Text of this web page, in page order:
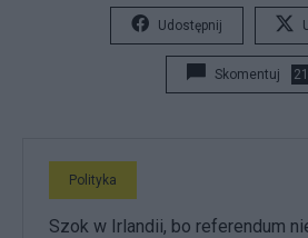
Udostępnij
Skomentuj 21
Polityka
Szok w Irlandii, bo referendum